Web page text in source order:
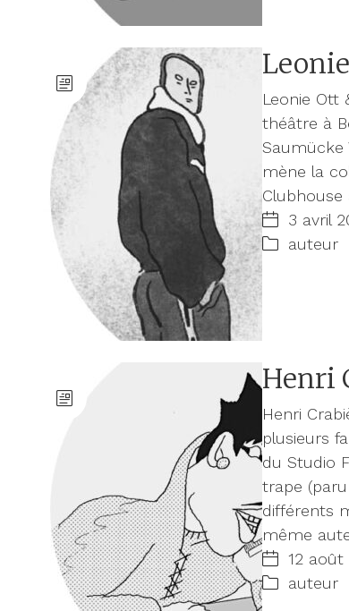
Leonie Ott
théâtre à
Saumücke
mène la
3 avril
auteur
Henri
Henri
plusieurs
du Studio
trape
différents
même
12 août
auteur